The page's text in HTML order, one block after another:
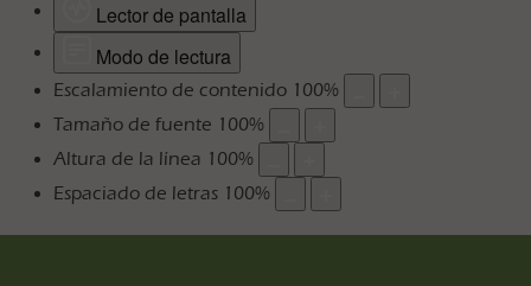
Lector de pantalla
Modo de lectura
Escalamiento de contenido 100%
Tamaño de fuente 100%
Altura de la línea 100%
Espaciado de letras 100%